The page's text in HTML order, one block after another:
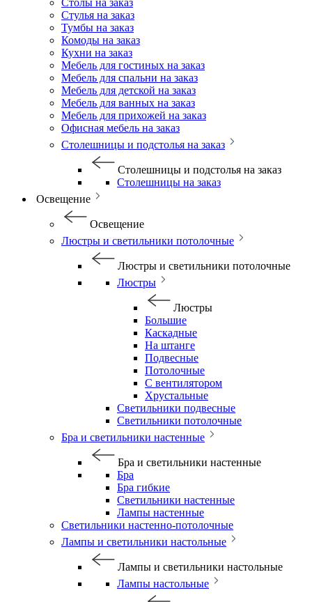
Столы на заказ
Стулья на заказ
Тумбы на заказ
Комоды на заказ
Кухни на заказ
Мебель для гостиных на заказ
Мебель для спальни на заказ
Мебель для детской на заказ
Мебель для ванных на заказ
Мебель для прихожей на заказ
Офисная мебель на заказ
Столешницы и подстолья на заказ
Столешницы и подстолья на заказ
Столешницы на заказ
Освещение
Освещение
Люстры и светильники потолочные
Люстры и светильники потолочные
Люстры
Люстры
Большие
Каскадные
На штанге
Подвесные
Потолочные
С вентилятором
Хрустальные
Светильники подвесные
Светильники потолочные
Бра и светильники настенные
Бра и светильники настенные
Бра
Бра гибкие
Светильники настенные
Лампы настенные
Светильники настенно-потолочные
Лампы и светильники настольные
Лампы и светильники настольные
Лампы настольные